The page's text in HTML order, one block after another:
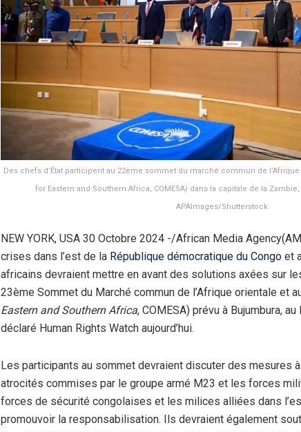
Des chefs d’État participent au 22ème sommet du marché commun de
for Eastern and Southern Africa, COMESA) dans la capitale de la
APAImages/Shutterstock
NEW YORK, USA 30 Octobre 2024 -/African Media
crises dans l’est de la République démocratique du Congo et
africains devraient mettre en avant des solutions axées sur
23ème Sommet du Marché commun de l’Afrique orientale et
Eastern and Southern Africa, COMESA) prévu à Bujumbura,
déclaré Human Rights Watch aujourd’hui.
Les participants au sommet devraient discuter des mesures
atrocités commises par le groupe armé M23 et les forces
forces de sécurité congolaises et les milices alliées dans
promouvoir la responsabilisation. Ils devraient également